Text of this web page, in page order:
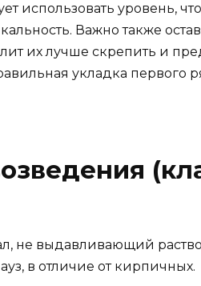
использовать уровень,
Важно также
их лучше скрепить и
укладка первого
не выдавливающий
в отличие от кирпичных.